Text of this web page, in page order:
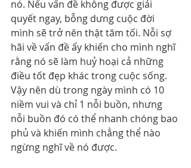
nó. Nếu vấn đề không được giải
quyết ngay, bỗng dưng cuộc đời
mình sẽ trở nên thật tăm tối. Nỗi sợ
hãi về vấn đề ấy khiến cho mình nghĩ
rằng nó sẽ làm huỷ hoại cả những
điều tốt đẹp khác trong cuộc sống.
Vậy nên dù trong ngày mình có 10
niềm vui và chỉ 1 nỗi buồn, nhưng
nỗi buồn đó có thể nhanh chóng bao
phủ và khiến mình chẳng thể nào
ngừng nghĩ về nó được.